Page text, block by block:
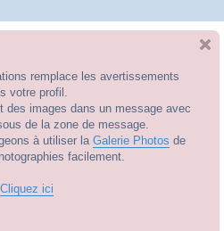
remplace les avertissements
votre profil.
des images dans un message avec
de la zone de message.
à utiliser la Galerie Photos de
facilement.
Cliquez ici